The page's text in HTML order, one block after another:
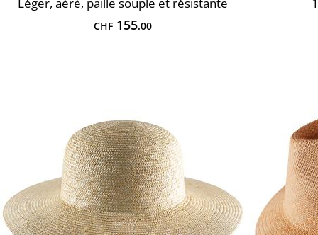
Léger, aéré, paille souple et résistante
CHF155.00